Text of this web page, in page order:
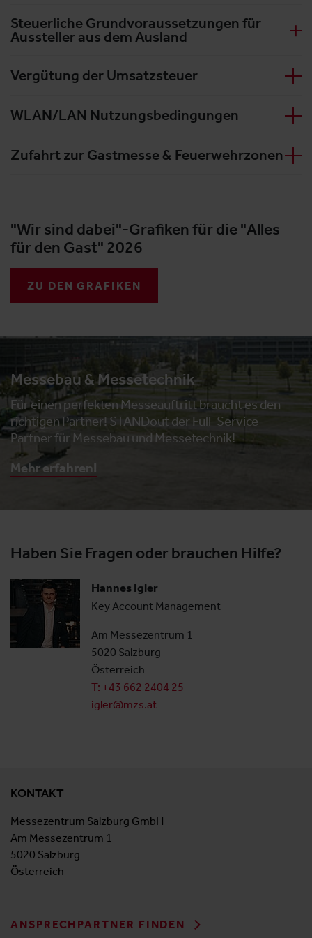
Steuerliche Grundvoraussetzungen für
Aussteller aus dem Ausland
Vergütung der Umsatzsteuer
WLAN/LAN Nutzungsbedingungen
Zufahrt zur Gastmesse & Feuerwehrzonen
"Wir sind dabei"-Grafiken für die "Alles
für den Gast" 2026
ZU DEN GRAFIKEN
Messebau & Messetechnik
Für einen perfekten Messeauftritt braucht es den
richtigen Partner! STANDout der Full-Service-
Partner für Messebau und Messetechnik!
Mehr erfahren!
Haben Sie Fragen oder brauchen Hilfe?
Hannes Igler
Key Account Management
Am Messezentrum 1
5020 Salzburg
Österreich
T: +43 662 2404 25
igler@mzs.at
KONTAKT
Messezentrum Salzburg GmbH
Am Messezentrum 1
5020 Salzburg
Österreich
ANSPRECHPARTNER FINDEN